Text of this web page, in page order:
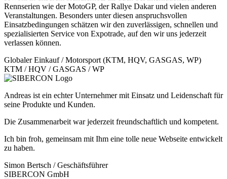
Rennserien wie der MotoGP, der Rallye Dakar und vielen anderen
Veranstaltungen. Besonders unter diesen anspruchsvollen
Einsatzbedingungen schätzen wir den zuverlässigen, schnellen und
spezialisierten Service von Expotrade, auf den wir uns jederzeit
verlassen können.
Globaler Einkauf / Motorsport (KTM, HQV, GASGAS, WP)
KTM / HQV / GASGAS / WP
Andreas ist ein echter Unternehmer mit Einsatz und Leidenschaft für
seine Produkte und Kunden.
Die Zusammenarbeit war jederzeit freundschaftlich und kompetent.
Ich bin froh, gemeinsam mit Ihm eine tolle neue Webseite entwickelt
zu haben.
Simon Bertsch / Geschäftsführer
SIBERCON GmbH